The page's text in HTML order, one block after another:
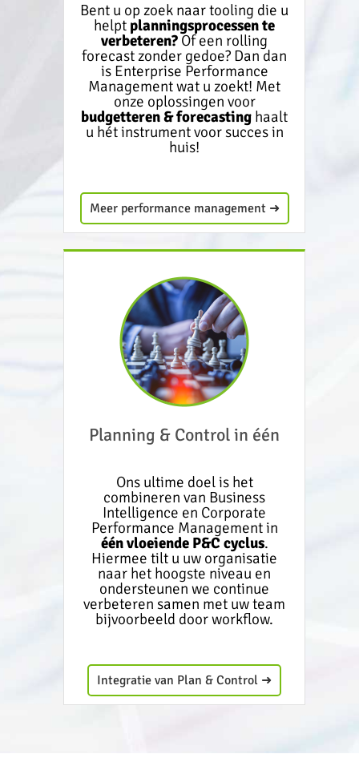
Bent u op zoek naar tooling die u
helpt planningsprocessen te
verbeteren? Of een rolling
forecast zonder gedoe? Dan dan
is Enterprise Performance
Management wat u zoekt! Met
onze oplossingen voor
budgetteren & forecasting haalt
u hét instrument voor succes in
huis!
Meer performance management ➜
Planning & Control in één
Ons ultime doel is het
combineren van Business
Intelligence en Corporate
Performance Management in
één vloeiende P&C cyclus.
Hiermee tilt u uw organisatie
naar het hoogste niveau en
ondersteunen we continue
verbeteren samen met uw team
bijvoorbeeld door workflow.
Integratie van Plan & Control ➜